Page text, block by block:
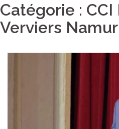
Catégorie : CCI
Verviers Namur